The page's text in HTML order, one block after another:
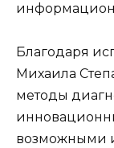
Благодаря
Михаила
методы
возможными